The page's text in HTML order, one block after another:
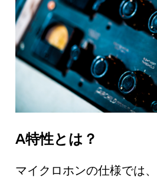
A特性とは？
マイクロホンの仕様では